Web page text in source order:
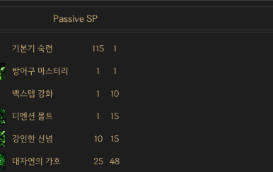
Passive SP
기본기 숙련 115 1
방어구 마스터리 1 1
백스텝 강화 1 10
디멘션 몰트 1 15
강인한 신념 10 15
대자연의 가호 25 48